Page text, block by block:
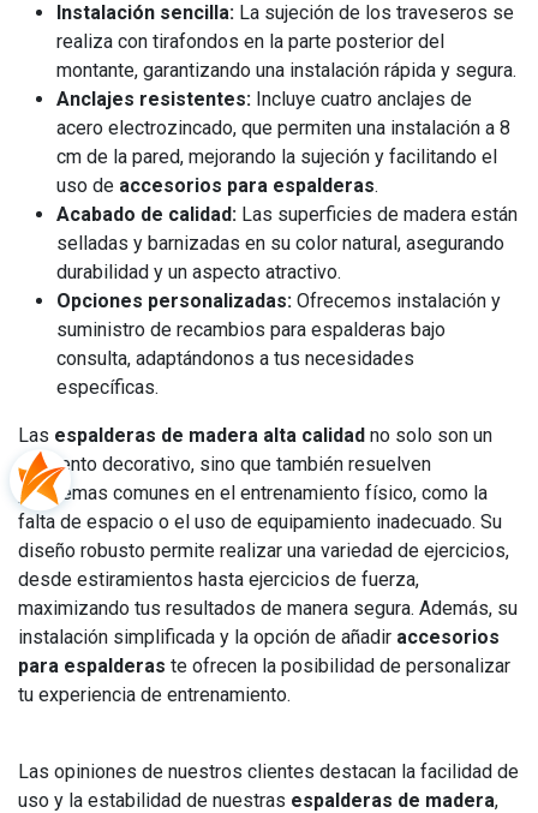
Instalación sencilla: La sujeción de los traveseros se
realiza con tirafondos en la parte posterior del
montante, garantizando una instalación rápida y segura.
Anclajes resistentes: Incluye cuatro anclajes de
acero electrozincado, que permiten una instalación a 8
cm de la pared, mejorando la sujeción y facilitando el
uso de accesorios para espalderas.
Acabado de calidad: Las superficies de madera están
selladas y barnizadas en su color natural, asegurando
durabilidad y un aspecto atractivo.
Opciones personalizadas: Ofrecemos instalación y
suministro de recambios para espalderas bajo
consulta, adaptándonos a tus necesidades
específicas.
Las espalderas de madera alta calidad no solo son un
elemento decorativo, sino que también resuelven
problemas comunes en el entrenamiento físico, como la
falta de espacio o el uso de equipamiento inadecuado. Su
diseño robusto permite realizar una variedad de ejercicios,
desde estiramientos hasta ejercicios de fuerza,
maximizando tus resultados de manera segura. Además, su
instalación simplificada y la opción de añadir accesorios
para espalderas te ofrecen la posibilidad de personalizar
tu experiencia de entrenamiento.
Las opiniones de nuestros clientes destacan la facilidad de
uso y la estabilidad de nuestras espalderas de madera,